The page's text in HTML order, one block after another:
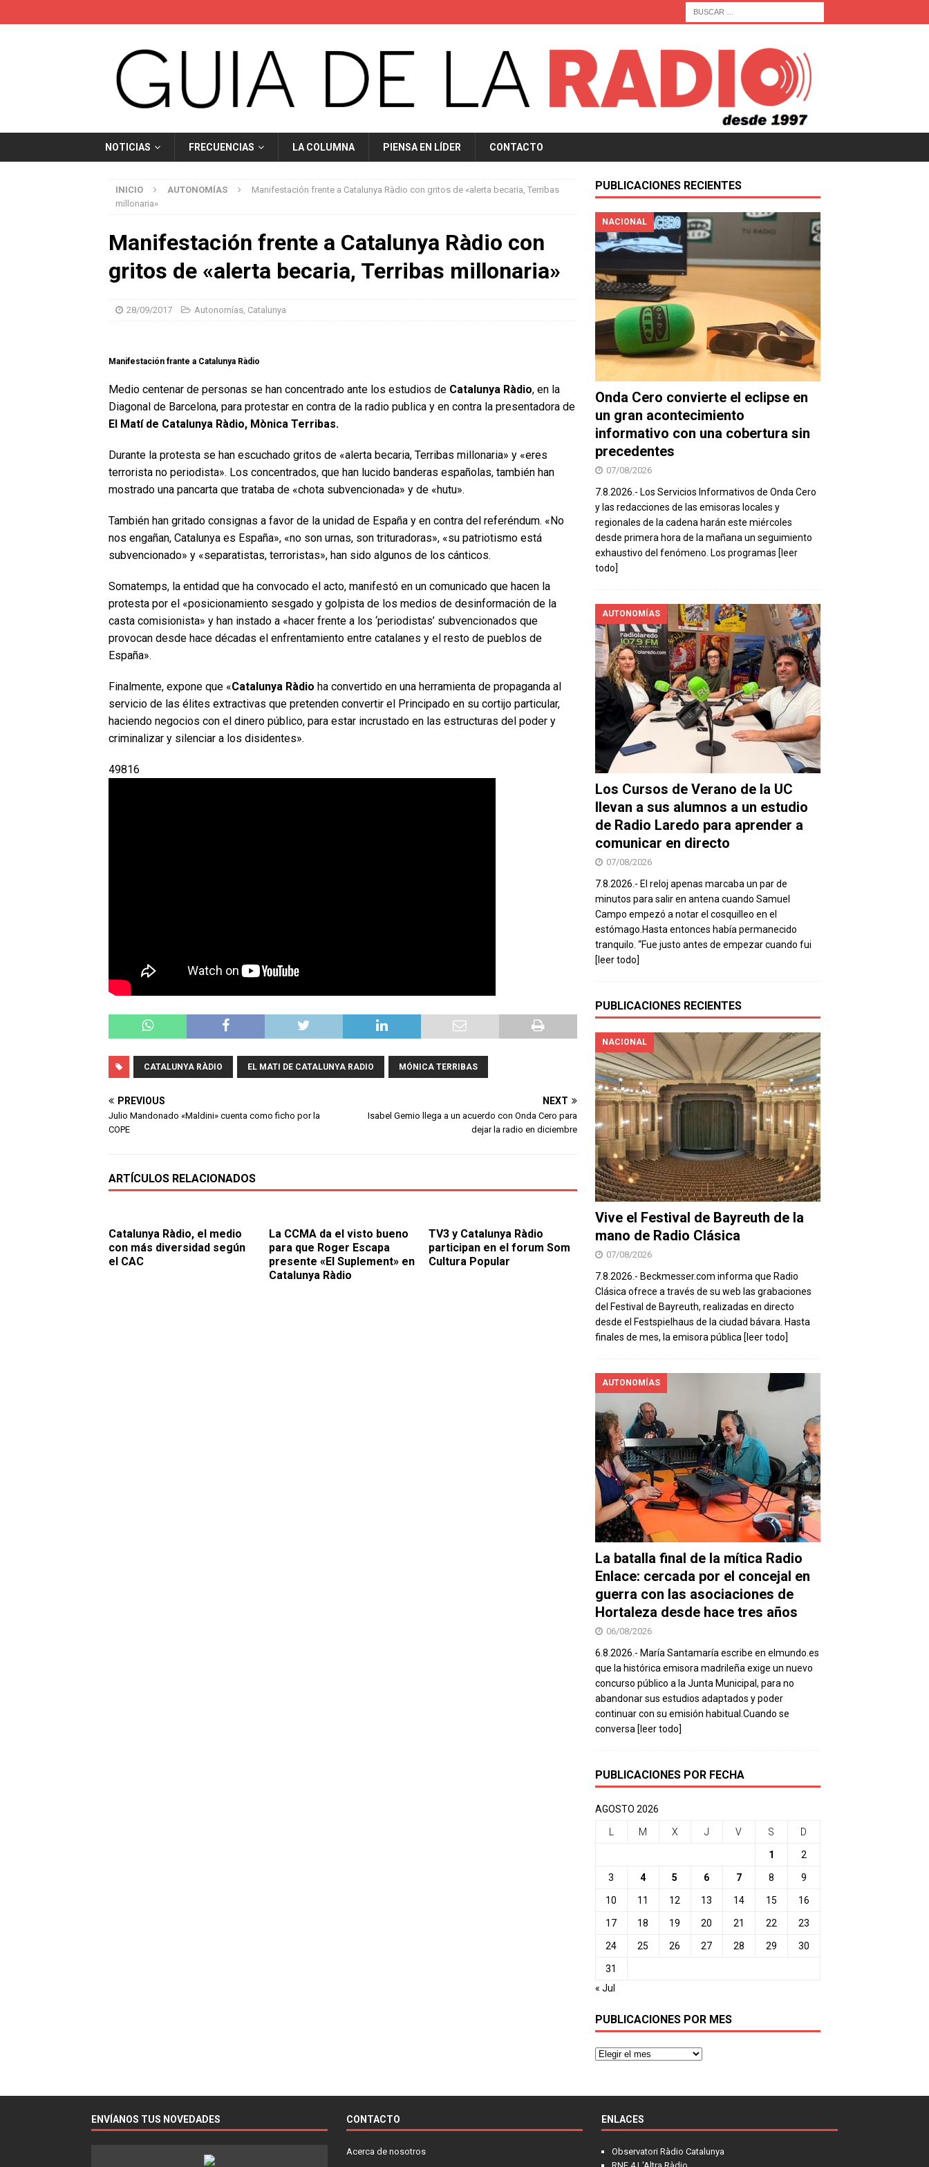
NOTICIAS FRECUENCIAS LA COLUMNA PIENSA EN LÍDER CONTACTO
INICIO AUTONOMÍAS
Manifestación frente a Catalunya Ràdio con gritos de «alerta becaria, Terribas
millonaria»
Manifestación frente a Catalunya Ràdio con
gritos de «alerta becaria, Terribas millonaria»
28/09/2017 Autonomías Catalunya
Manifestación frante a Catalunya Ràdio
Medio centenar de personas se han concentrado ante los estudios de Catalunya Ràdio, en la
Diagonal de Barcelona, para protestar en contra de la radio publica y en contra la presentadora de
El Matí de Catalunya Ràdio, Mònica Terribas.
Durante la protesta se han escuchado gritos de «alerta becaria, Terribas millonaria» y «eres
terrorista no periodista». Los concentrados, que han lucido banderas españolas, también han
mostrado una pancarta que trataba de «chota subvencionada» y de «hutu».
También han gritado consignas a favor de la unidad de España y en contra del referéndum. «No
nos engañan, Catalunya es España», «no son urnas, son trituradoras», «su patriotismo está
subvencionado» y «separatistas, terroristas», han sido algunos de los cánticos.
Somatemps, la entidad que ha convocado el acto, manifestó en un comunicado que hacen la
protesta por el «posicionamiento sesgado y golpista de los medios de desinformación de la
casta comisionista» y han instado a «hacer frente a los ‘periodistas’ subvencionados que
provocan desde hace décadas el enfrentamiento entre catalanes y el resto de pueblos de
España».
Finalmente, expone que «Catalunya Ràdio ha convertido en una herramienta de propaganda al
servicio de las élites extractivas que pretenden convertir el Principado en su cortijo particular,
haciendo negocios con el dinero público, para estar incrustado en las estructuras del poder y
criminalizar y silenciar a los disidentes».
49816
CATALUNYA RÀDIO EL MATI DE CATALUNYA RADIO MÓNICA TERRIBAS
PREVIOUS
Julio Mandonado «Maldini» cuenta como ficho por la
COPE
NEXT
Isabel Gemio llega a un acuerdo con Onda Cero para
dejar la radio en diciembre
ARTÍCULOS RELACIONADOS
Catalunya Ràdio, el medio
con más diversidad según
el CAC
La CCMA da el visto bueno
para que Roger Escapa
presente «El Suplement» en
Catalunya Ràdio
TV3 y Catalunya Ràdio
participan en el forum Som
Cultura Popular
PUBLICACIONES RECIENTES
NACIONAL
Onda Cero convierte el eclipse en
un gran acontecimiento
informativo con una cobertura sin
precedentes
07/08/2026
7.8.2026.- Los Servicios Informativos de Onda Cero
y las redacciones de las emisoras locales y
regionales de la cadena harán este miércoles
desde primera hora de la mañana un seguimiento
exhaustivo del fenómeno. Los programas [leer
todo]
AUTONOMÍAS
Los Cursos de Verano de la UC
llevan a sus alumnos a un estudio
de Radio Laredo para aprender a
comunicar en directo
07/08/2026
7.8.2026.- El reloj apenas marcaba un par de
minutos para salir en antena cuando Samuel
Campo empezó a notar el cosquilleo en el
estómago.Hasta entonces había permanecido
tranquilo. “Fue justo antes de empezar cuando fui
[leer todo]
PUBLICACIONES RECIENTES
NACIONAL
Vive el Festival de Bayreuth de la
mano de Radio Clásica
07/08/2026
7.8.2026.- Beckmesser.com informa que Radio
Clásica ofrece a través de su web las grabaciones
del Festival de Bayreuth, realizadas en directo
desde el Festspielhaus de la ciudad bávara. Hasta
finales de mes, la emisora pública [leer todo]
AUTONOMÍAS
La batalla final de la mítica Radio
Enlace: cercada por el concejal en
guerra con las asociaciones de
Hortaleza desde hace tres años
06/08/2026
6.8.2026.- María Santamaría escribe en elmundo.es
que la histórica emisora madrileña exige un nuevo
concurso público a la Junta Municipal, para no
abandonar sus estudios adaptados y poder
continuar con su emisión habitual.Cuando se
conversa [leer todo]
PUBLICACIONES POR FECHA
AGOSTO 2026
L M X J V S D
1 2
3 4 5 6 7 8 9
10 11 12 13 14 15 16
17 18 19 20 21 22 23
24 25 26 27 28 29 30
31
« Jul
PUBLICACIONES POR MES
ENVÍANOS TUS NOVEDADES CONTACTO
Acerca de nosotros
ENLACES
Observatori Ràdio Catalunya